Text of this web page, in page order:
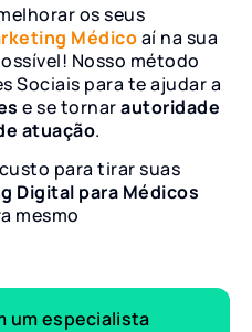
os seus
Médicoaí na sua
Nosso método
Sociais para te ajudar a
e se tornarautoridade
atuação.
para tirar suas
Digital para Médicos
mesmo
um especialista